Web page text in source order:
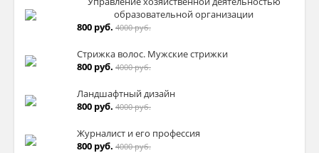
образовательной организации
800 руб. 4000 руб.
Стрижка волос. Мужские стрижки
800 руб. 4000 руб.
Ландшафтный дизайн
800 руб. 4000 руб.
Журналист и его профессия
800 руб. 4000 руб.